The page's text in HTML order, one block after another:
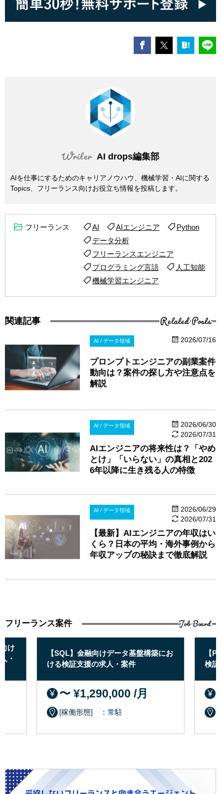
AI drops編集部
AIを仕事にするためのキャリアノウハウ、機械学習・AIに関する
Topics、フリーランス向けお役立ち情報を投稿します。
フリーランス AI AIエンジニア
Python
データ分析
フリーランスエンジニア
プログラミング言語
人工知能
機械学習エンジニア
関連記事 Related Posts
AI / データ領域 2026/07/16
プロンプトエンジニアの副業案件
動向は？案件の探し方や注意点を
解説
AI / データ領域
2026/06/30
2026/07/31
AIエンジニアの将来性は？「やめ
とけ」「いらない」の真相と202
6年以降に生き残る人の特徴
AI / データ領域
2026/06/29
2026/07/31
【最新】AIエンジニアの年収はい
くら？日本の平均・海外事例から
年収アップの秘訣まで徹底解説
フリーランス案件 Job Board
け
・
【SQL】金融向けデータ基盤構築にお
ける検証支援の求人・案件
〜 ¥1,290,000 /月
[稼働形態] ：常駐
【
検